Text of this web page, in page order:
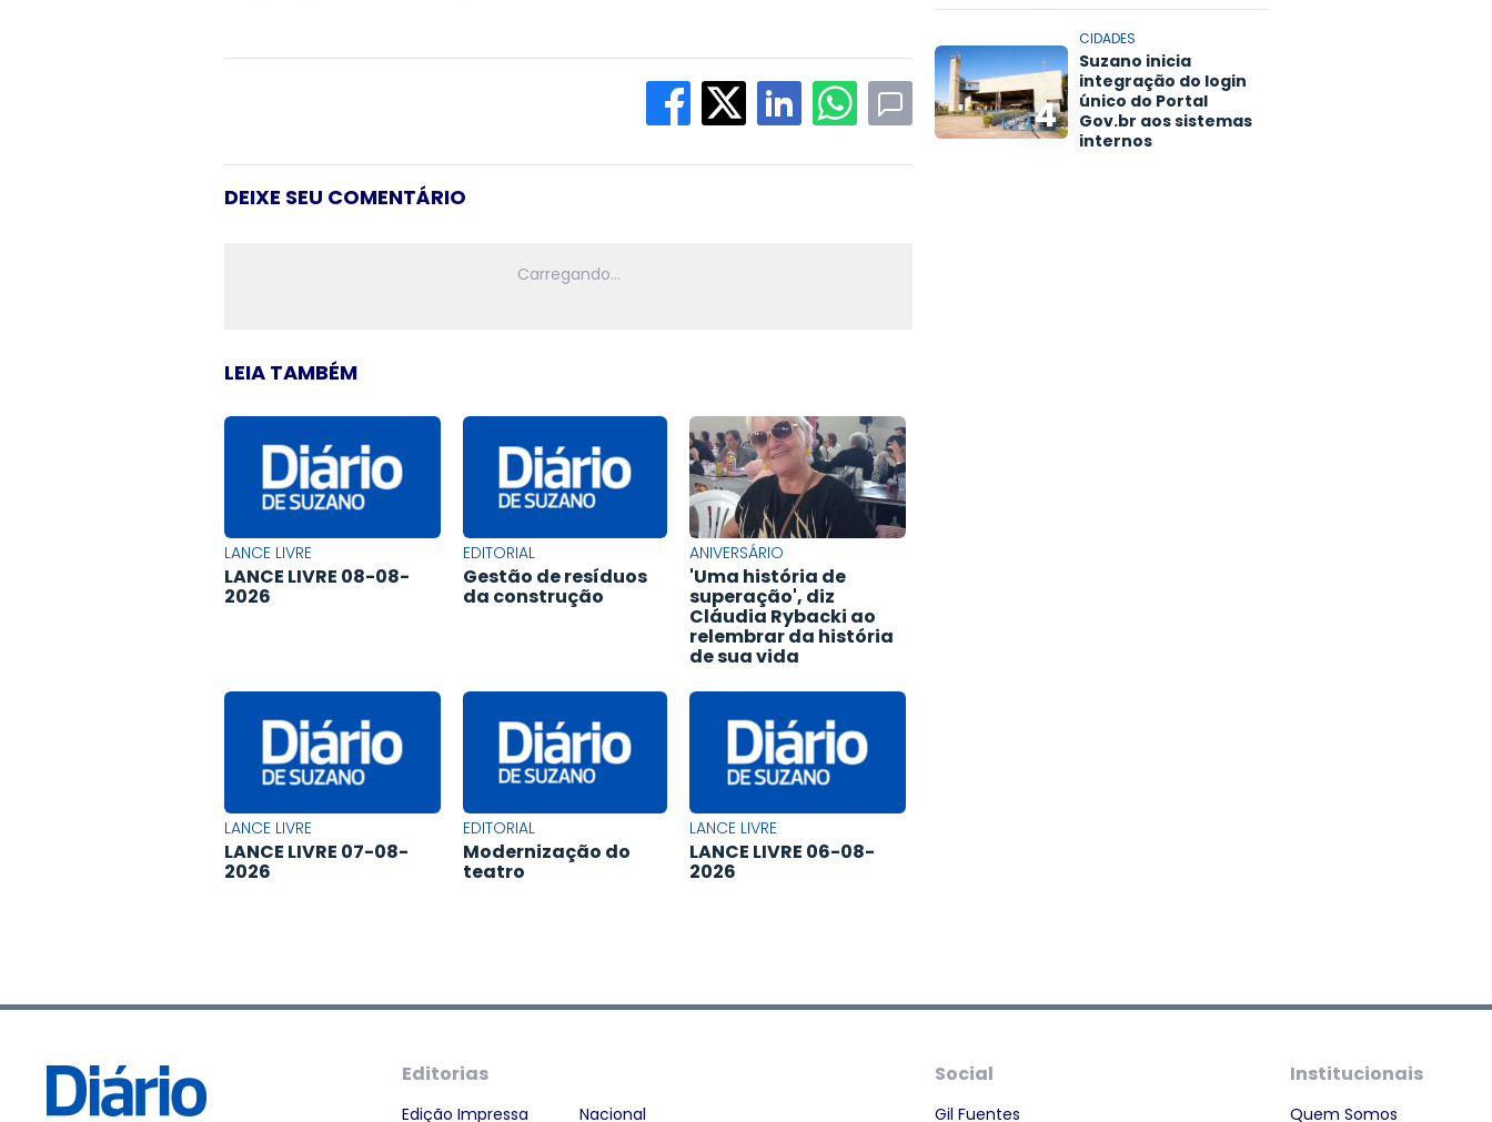
DEIXE SEU COMENTÁRIO
LEIA TAMBÉM
LANCE LIVRE
LANCE LIVRE 08-08-
2026
EDITORIAL
Gestão de resíduos
da construção
ANIVERSÁRIO
'Uma história de
superação', diz
Cláudia Rybacki ao
relembrar da história
de sua vida
LANCE LIVRE
LANCE LIVRE 07-08-
2026
EDITORIAL
Modernização do
teatro
LANCE LIVRE
LANCE LIVRE 06-08-
2026
4
CIDADES
Suzano inicia
integração do login
único do Portal
Gov.br aos sistemas
internos
Editorias
Edição Impressa Nacional
Social
Gil Fuentes
Institucionais
Quem Somos